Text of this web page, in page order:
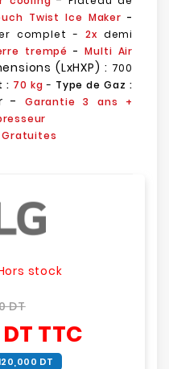
Twist Ice Maker -
complet - 2x demi
trempé-Multi Air
(LxHXP) : 700
: 70 kg - Type de Gaz :
- Garantie 3 ans +
Gratuites
stock
DT
TTC
DT